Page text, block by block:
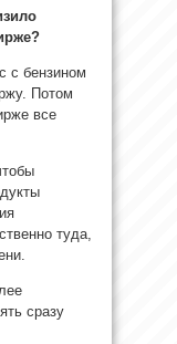
с бензином
Потом
все
туда,
сразу